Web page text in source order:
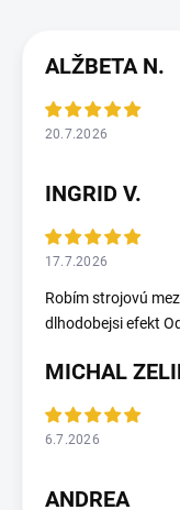
ALŽBETA N.
20.7.2026
INGRID V.
17.7.2026
Robím strojovú
dlhodobejsi efekt
MICHAL
6.7.2026
ANDREA